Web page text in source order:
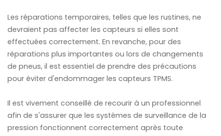
Les réparations temporaires, telles que les rustines, ne
devraient pas affecter les capteurs si elles sont
effectuées correctement. En revanche, pour des
réparations plus importantes ou lors de changements
de pneus, il est essentiel de prendre des précautions
pour éviter d'endommager les capteurs TPMS.
Il est vivement conseillé de recourir à un professionnel
afin de s'assurer que les systèmes de surveillance de la
pression fonctionnent correctement après toute